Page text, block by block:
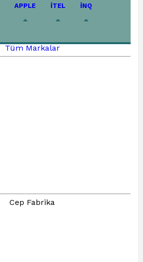
APPLE İTEL İNQ
Tüm Markalar
Cep Fabrika